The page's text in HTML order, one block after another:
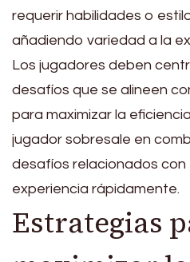
requerir habilidades o
añadiendo variedad a la
Los jugadores deben
desafíos que se alineen
para maximizar la
jugador sobresale en
desafíos relacionados
experiencia rápidamente.
Estrategias